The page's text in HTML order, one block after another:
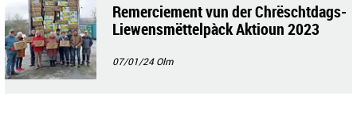
Remerciement vun der Chrëschtdags-
Liewensmëttelpàck Aktioun 2023
07/01/24Olm